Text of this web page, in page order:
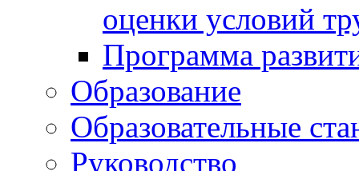
оценки условий
Программа
Образование
Образовательные
Руководство